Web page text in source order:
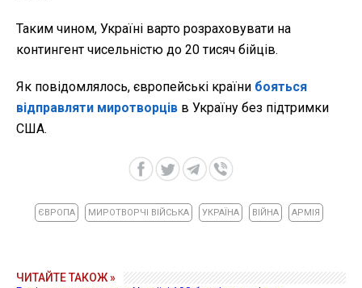
Таким чином, Україні варто розраховувати на
контингент чисельністю до 20 тисяч бійців.
Як повідомлялось, європейські країни бояться
відправляти миротворців в Україну без підтримки
США.
ЄВРОПА МИРОТВОРЧІ ВІЙСЬКА УКРАЇНА ВІЙНА АРМІЯ
ЧИТАЙТЕ ТАКОЖ »